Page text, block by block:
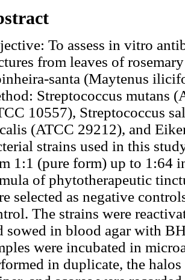
To assess in vitro
from leaves of
santa (Maytenus
Streptococcus mutans
10557), Streptococcus
(ATCC 29212), and
strains used in this
1:1 (pure form) up to 1:64
of phytotherapeutic
selected as negative
The strains were
sowed in blood agar with
were incubated in
in duplicate, the